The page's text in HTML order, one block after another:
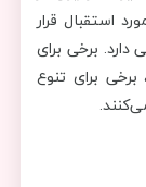
استقبال قرار
دارد. برخی برای
برای تنوع